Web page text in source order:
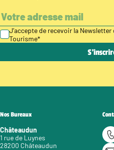
J’accepte de recevoir la
Tourisme*
Nos Bureaux
Châteaudun
1 rue de Luynes
28200 Châteaudun